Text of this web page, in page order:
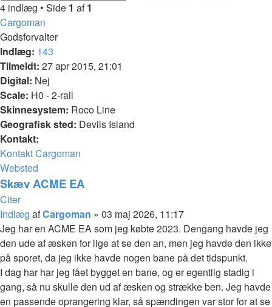
4 indlæg • Side 1 af1
Cargoman
Godsforvalter
Indlæg: 143
Tilmeldt: 27 apr 2015, 21:01
Digital: Nej
Scale: H0 - 2-rail
Skinnesystem: Roco Line
Geografisk sted: Devils Island
Kontakt:
Kontakt Cargoman
Websted
Skæv ACME EA
Citer
Indlæg afCargoman » 03 maj 2026, 11:17
Jeg har en ACME EA som jeg købte 2023. Dengang havde jeg
den ude af æsken for lige at se den an, men jeg havde den ikke
på sporet, da jeg ikke havde nogen bane på det tidspunkt.
I dag har har jeg fået bygget en bane, og er egentlig stadig i
gang, så nu skulle den ud af æsken og strække ben. Jeg havde
en passende oprangering klar, så spændingen var stor for at se